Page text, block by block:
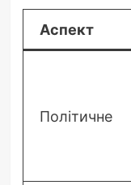
Аспект
Політичне